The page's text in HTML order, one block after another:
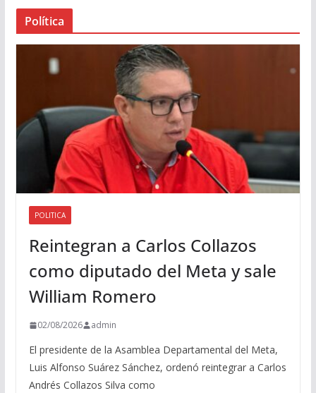
Política
POLITICA
Reintegran a Carlos Collazos
como diputado del Meta y sale
William Romero
02/08/2026 admin
El presidente de la Asamblea Departamental del Meta,
Luis Alfonso Suárez Sánchez, ordenó reintegrar a Carlos
Andrés Collazos Silva como